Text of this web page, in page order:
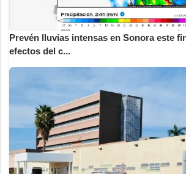
Prevén lluvias intensas en Sonora este
efectos del c...